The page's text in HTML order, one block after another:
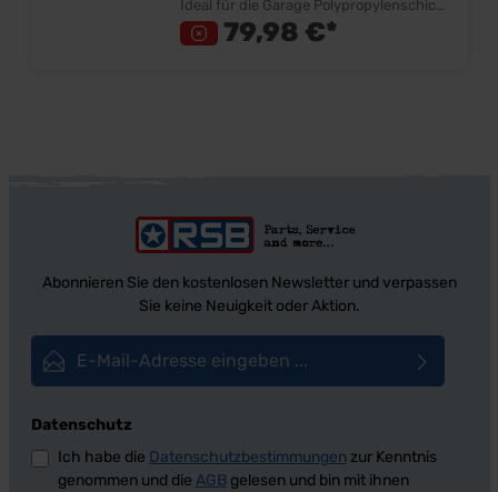
Ideal für die Garage Polypropylenschicht
Atmungsaktiv Staubundurchlässig
Gummizug im Saum für besseren Halt
79,98 €*
Abonnieren Sie den kostenlosen Newsletter und verpassen
Sie keine Neuigkeit oder Aktion.
E-Mail-Adresse*
Datenschutz
Ich habe die Datenschutzbestimmungen zur Kenntnis
genommen und die AGB gelesen und bin mit ihnen